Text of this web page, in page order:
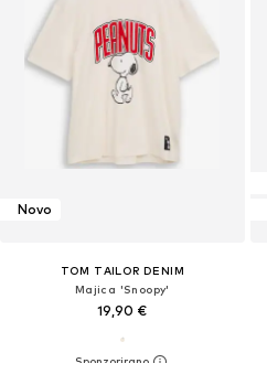
Novo
TOM TAILOR DENIM
Majica 'Snoopy'
19,90 €